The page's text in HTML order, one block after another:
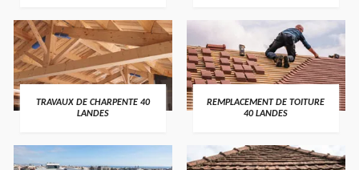
TRAVAUX DE CHARPENTE 40
LANDES
REMPLACEMENT DE TOITURE
40 LANDES